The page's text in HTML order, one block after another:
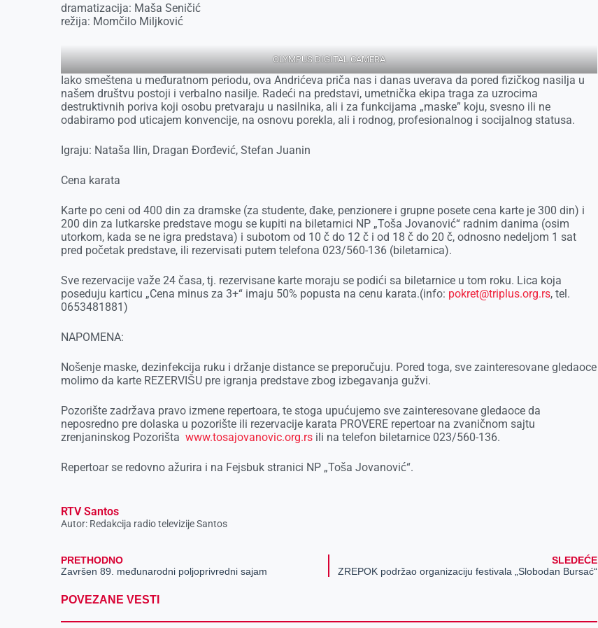
dramatizacija: Maša Seničić
režija: Momčilo Miljković
OLYMPUS DIGITAL CAMERA
Iako smeštena u međuratnom periodu, ova Andrićeva priča nas i danas uverava da pored fizičkog nasilja u
našem društvu postoji i verbalno nasilje. Radeći na predstavi, umetnička ekipa traga za uzrocima
destruktivnih poriva koji osobu pretvaraju u nasilnika, ali i za funkcijama „maske” koju, svesno ili ne
odabiramo pod uticajem konvencije, na osnovu porekla, ali i rodnog, profesionalnog i socijalnog statusa.
Igraju: Nataša Ilin, Dragan Đorđević, Stefan Juanin
Cena karata
Karte po ceni od 400 din za dramske (za studente, đake, penzionere i grupne posete cena karte je 300 din) i
200 din za lutkarske predstave mogu se kupiti na biletarnici NP „Toša Jovanović“ radnim danima (osim
utorkom, kada se ne igra predstava) i subotom od 10 č do 12 č i od 18 č do 20 č, odnosno nedeljom 1 sat
pred početak predstave, ili rezervisati putem telefona 023/560-136 (biletarnica).
Sve rezervacije važe 24 časa, tj. rezervisane karte moraju se podići sa biletarnice u tom roku. Lica koja
poseduju karticu „Cena minus za 3+“ imaju 50% popusta na cenu karata.(info: pokret@triplus.org.rs, tel.
0653481881)
NAPOMENA:
Nošenje maske, dezinfekcija ruku i držanje distance se preporučuju. Pored toga, sve zainteresovane gledaoce
molimo da karte REZERVIŠU pre igranja predstave zbog izbegavanja gužvi.
Pozorište zadržava pravo izmene repertoara, te stoga upućujemo sve zainteresovane gledaoce da
neposredno pre dolaska u pozorište ili rezervacije karata PROVERE repertoar na zvaničnom sajtu
zrenjaninskog Pozorištawww.tosajovanovic.org.rs ili na telefon biletarnice 023/560-136.
Repertoar se redovno ažurira i na Fejsbuk stranici NP „Toša Jovanović“.
RTV Santos
Autor: Redakcija radio televizije Santos
PRETHODNO
Završen 89. međunarodni poljoprivredni sajam
SLEDEĆE
ZREPOK podržao organizaciju festivala „Slobodan Bursać“
POVEZANE VESTI